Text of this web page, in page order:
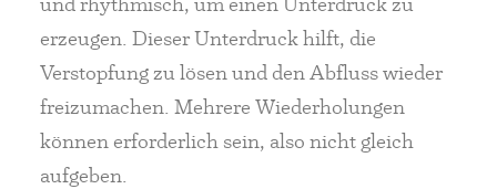
erzeugen. Dieser Unterdruck hilft, die
Verstopfung zu lösen und den Abfluss wieder
freizumachen. Mehrere Wiederholungen
können erforderlich sein, also nicht gleich
aufgeben.